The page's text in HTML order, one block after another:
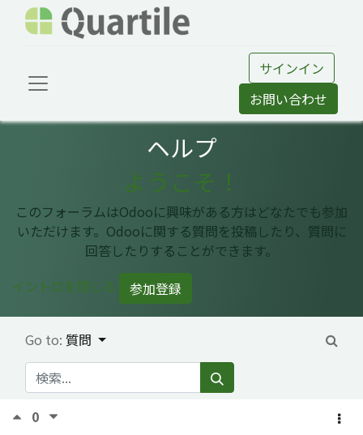
サインイン
お問い合わせ
ヘルプ
ようこそ！
このフォーラムはOdooに興味がある方はどなたでも参加
いただけます。Odooに関する質問を投稿したり、質問に
回答したりすることができます。
イントロを閉じる
参加登録
Go to: 質問
0